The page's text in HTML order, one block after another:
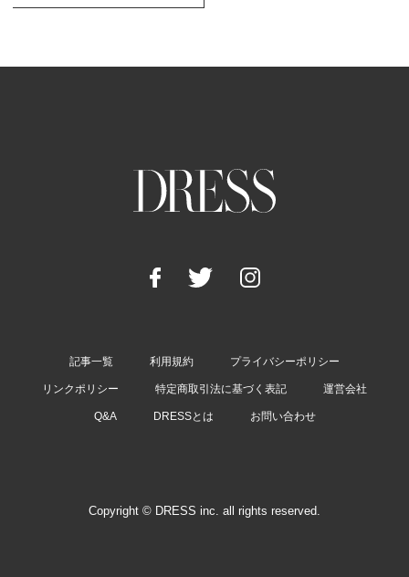
記事一覧 利用規約 プライバシーポリシー
リンクポリシー 特定商取引法に基づく表記 運営会社
Q&A DRESSとは お問い合わせ
Copyright © DRESS inc. all rights reserved.